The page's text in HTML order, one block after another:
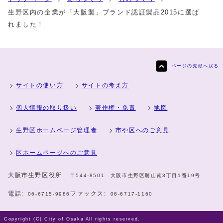
生野区内の企業が「大阪製」ブランド認証製品2015に選ば
れました！
ページの先頭へ戻る
サイトの使い方 サイトの考え方
個人情報の取り扱い 著作権・免責 地図
生野区ホームページ管理者 市や区へのご意見
区ホームページへのご意見
大阪市生野区役所 〒544-8501 大阪市生野区勝山南3丁目1番19号
電話: 06-6715-9986 ファックス: 06-6717-1160
Copyright (C) City of Osaka All rights reserved.